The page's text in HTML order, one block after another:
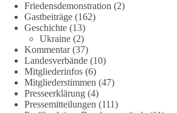
Wie siehst du das?
🤝 Jetzt Politik für die Menschen mitgestalten:
https://diebasis.de/mitgliedschaft/
#dieBasis #energiewende #strompreise
Friedensdemonstration (2)
Gastbeiträge (162)
Geschichte (13)
Ukraine (2)
Kommentar(37)
Landesverbände (10)
Mitgliederinfos (6)
Mitgliederstimmen (47)
Presseerklärung (4)
Pressemitteilungen (111)